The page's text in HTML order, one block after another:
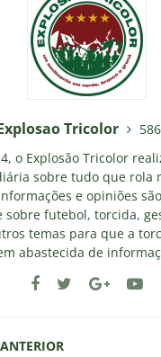
Tricolor
o Explosão Tricolor
sobre tudo que rola
e opiniões
futebol, torcida,
temas para que a
abastecida de
ANTERIOR